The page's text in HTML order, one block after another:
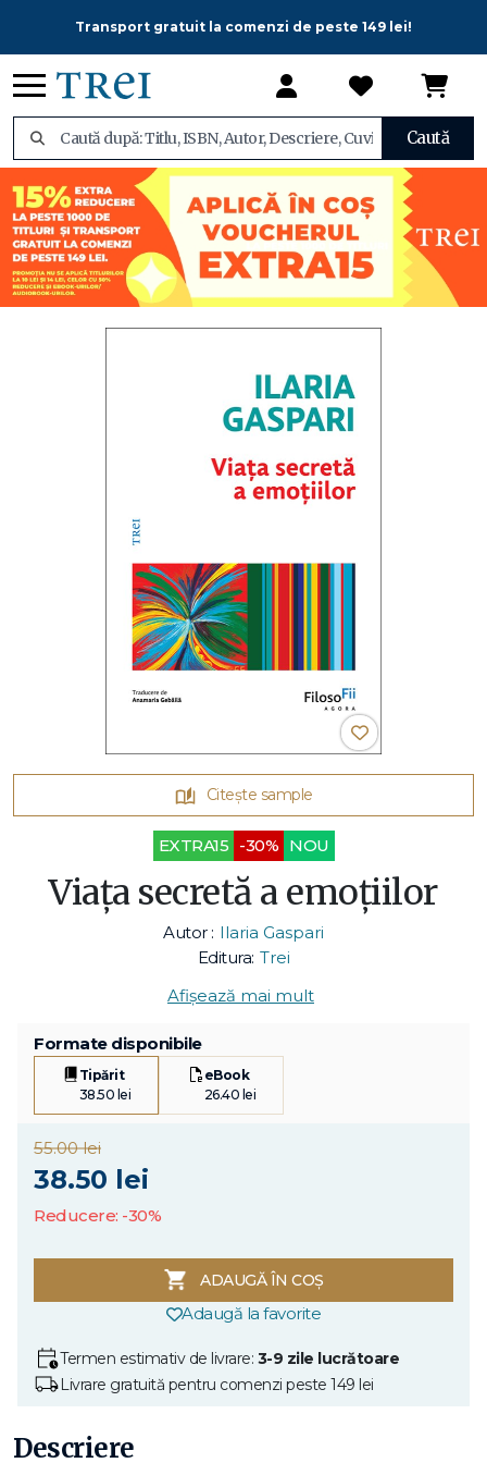
Transport gratuit la comenzi de peste 149 lei!
Caută
Citește sample
EXTRA15 -30% NOU
Viața secretă a emoțiilor
Autor : Ilaria Gaspari
Editura: Trei
Afișează mai mult
Formate disponibile
Tipărit
38.50 lei
eBook
26.40 lei
55.00 lei
38.50 lei
Reducere: -30%
ADAUGĂ ÎN COȘ
Adaugă la favorite
Termen estimativ de livrare: 3-9 zile lucrătoare
Livrare gratuită pentru comenzi peste 149 lei
Descriere